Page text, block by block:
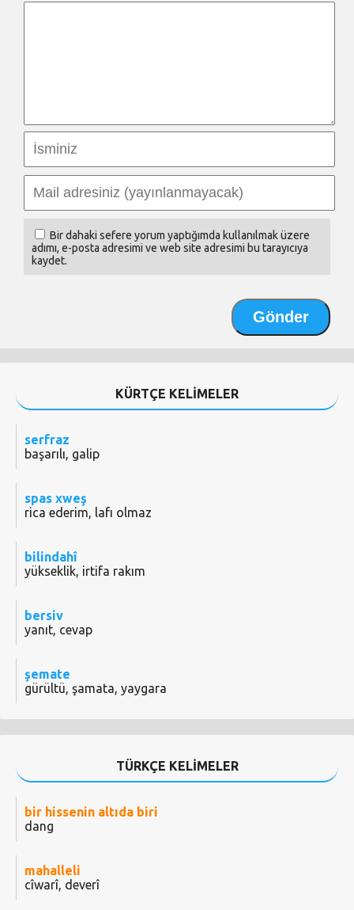
Bir dahaki sefere yorum yaptığımda kullanılmak üzere
adımı, e-posta adresimi ve web site adresimi bu tarayıcıya
kaydet.
KÜRTÇE KELİMELER
serfraz
başarılı, galip
spas xweş
rica ederim, lafı olmaz
bilindahî
yükseklik, irtifa rakım
bersiv
yanıt, cevap
şemate
gürültü, şamata, yaygara
TÜRKÇE KELİMELER
bir hissenin altıda biri
dang
mahalleli
cîwarî, deverî